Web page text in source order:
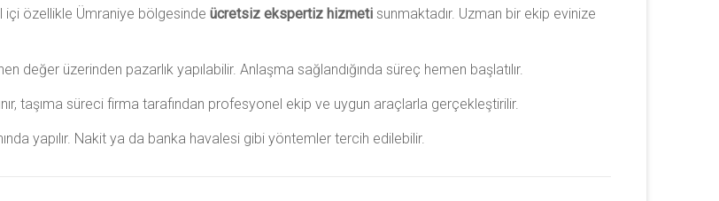
içi özellikle Ümraniye bölgesinde ücretsiz ekspertiz hizmeti sunmaktadır. Uzman bir ekip evinize
değer üzerinden pazarlık yapılabilir. Anlaşma sağlandığında süreç hemen başlatılır.
taşıma süreci firma tarafından profesyonel ekip ve uygun araçlarla gerçekleştirilir.
yapılır. Nakit ya da banka havalesi gibi yöntemler tercih edilebilir.